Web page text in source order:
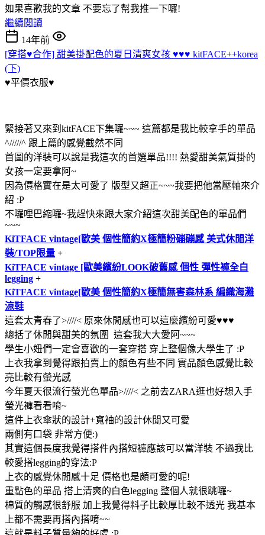
如果喜歡我的文章 不要忘了幫我推一下囉!
繼續閱讀
14年前
[穿搭♥合作] 甜美掛配色的夏日清爽女孩 ♥♥♥ kitFACE++korea
(下)
♥平價衣服♥
緊接著又來到kitFACE下集囉~~~ 這篇都是我比較拿手的單品
^/////^ 跟上篇的感覺截然不同
首圖的洋裝可以說是我這次的首選單品!!!! 熱愛甜美氣質掛的
女孩一定要拿阿~
因為價格實在是太可愛了 版型又超正~~~我要把他當壓軸來介
紹 :P
不囉哩巴縮囉~我趕快來跟大家介紹這次甜美配色的單品們
~~~
KiTFACE vintage[歐美 個性簡約X極簡粉磞磞感 美式休閒洋
裝/TOP限量 +
KiTFACE vintage [歐美繽紛LOOK破舊感 個性 彈性褲全白
legging +
KiTFACE vintage[歐美 個性簡約X極簡無害森林系 編織海灘
涼鞋
這套太青春了>////< 原來休閒感也可以這麼繽紛可愛♥♥♥
總括了休閒與甜美的氛圍 這套我大大愛阿~~~
學生小妞們一定會喜歡的一套穿搭 穿上整個像大學生了 :P
上衣我拿到覺得跟拍賣上的顏色有些不同 實品顏色感覺比較
亮比較有螢光感
今年夏天很流行螢光色單品>////< 之前去ZARA逛也好想入手
螢光褲看看唷~
這件上衣傘狀的設計+寬袖的設計休閒又可愛
兩側有口袋 非常方便:)
其實這個長度我覺得搭件內搭短褲應該可以當洋裝 不過我比
較愛搭legging的穿法:P
上衣的感覺休閒感十足 價格也是頗可愛的呢!
重點色的單品 搭上清爽的白色legging 整個人就很跳囉~
棉質的觸感很舒服 加上我覺得料子比較厚比較不透光 我基本
上都不需要再搭內搭唷~~